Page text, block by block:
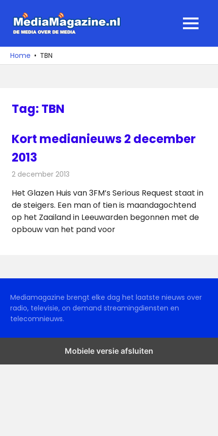
naar
media
over
MENU
Home TBN
Tag: TBN
Kort medianieuws 2 december
2013
2 december 2013
Het Glazen Huis van 3FM’s Serious Request staat in
de steigers. Een man of tien is maandagochtend
op het Zaailand in Leeuwarden begonnen met de
opbouw van het pand voor
Mediamagazine brengt elke dag het laatste nieuws over
radio, televisie, on demand streamingdiensten en
telecomnieuws.
Mobiele versie afsluiten